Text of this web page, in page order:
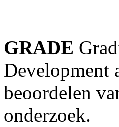
GRADE
Development
beoordelen
onderzoek.